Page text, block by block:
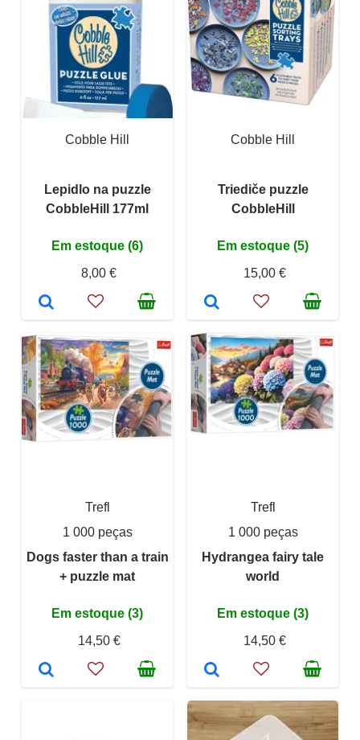
Cobble Hill
Lepidlo na puzzle
CobbleHill 177ml
Em estoque (6)
8,00 €
Cobble Hill
Triediče puzzle
CobbleHill
Em estoque (5)
15,00 €
Trefl
1 000 peças
Dogs faster than a train
+ puzzle mat
Em estoque (3)
14,50 €
Trefl
1 000 peças
Hydrangea fairy tale
world
Em estoque (3)
14,50 €